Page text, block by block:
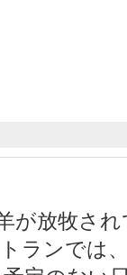
が放牧さ
ランでは